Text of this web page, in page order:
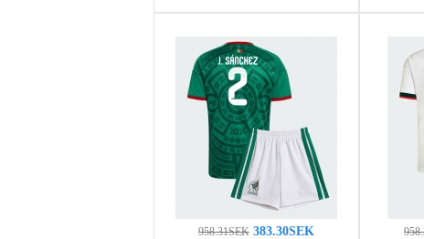
958.31SEK 383.30SEK